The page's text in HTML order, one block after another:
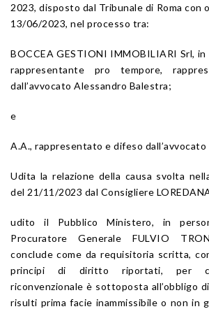
2023, disposto dal Tribunale di Roma con
13/06/2023, nel processo tra:
BOCCEA GESTIONI IMMOBILIARI Srl,
rappresentante pro tempore,
dall’avvocato Alessandro Balestra;
e
A.A., rappresentato e difeso
Udita la relazione della causa svolta
del 21/11/2023 dal Consigliere
udito il Pubblico Ministero, in
Procuratore Generale FULVIO
conclude come da requisitoria scritta,
principi di diritto riportati, per
riconvenzionale è sottoposta all’obbligo
risulti prima facie inammissibile o non in